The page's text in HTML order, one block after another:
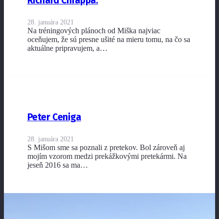
28. januára 2021
Na tréningových plánoch od Miška najviac
oceňujem, že sú presne ušité na mieru tomu, na čo sa
aktuálne pripravujem, a…
Peter Ceniga
28. januára 2021
S Mišom sme sa poznali z pretekov. Bol zároveň aj
mojím vzorom medzi prekážkovými pretekármi. Na
jeseň 2016 sa ma…